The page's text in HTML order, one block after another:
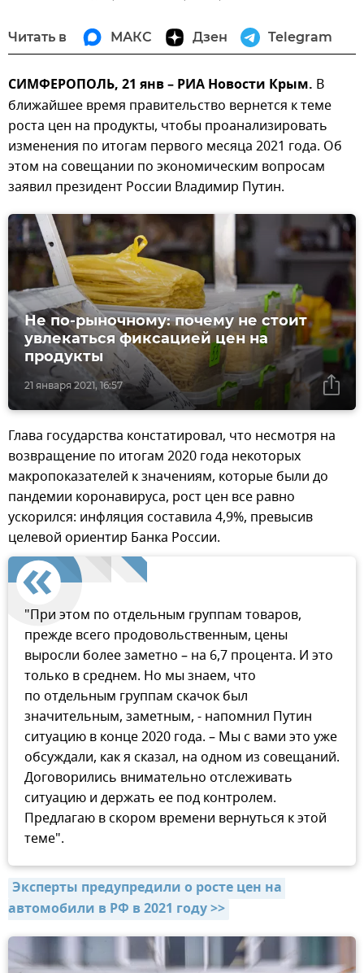
Читать в МАКС Дзен Telegram
СИМФЕРОПОЛЬ, 21 янв – РИА Новости Крым. В
ближайшее время правительство вернется к теме
роста цен на продукты, чтобы проанализировать
изменения по итогам первого месяца 2021 года. Об
этом на совещании по экономическим вопросам
заявил президент России Владимир Путин.
21 января 2021, 16:57
Не по-рыночному: почему не стоит
увлекаться фиксацией цен на
продукты
Глава государства констатировал, что несмотря на
возвращение по итогам 2020 года некоторых
макропоказателей к значениям, которые были до
пандемии коронавируса, рост цен все равно
ускорился: инфляция составила 4,9%, превысив
целевой ориентир Банка России.
"При этом по отдельным группам товаров,
прежде всего продовольственным, цены
выросли более заметно – на 6,7 процента. И это
только в среднем. Но мы знаем, что
по отдельным группам скачок был
значительным, заметным, - напомнил Путин
ситуацию в конце 2020 года. – Мы с вами это уже
обсуждали, как я сказал, на одном из совещаний.
Договорились внимательно отслеживать
ситуацию и держать ее под контролем.
Предлагаю в скором времени вернуться к этой
теме".
Эксперты предупредили о росте цен на
автомобили в РФ в 2021 году >>